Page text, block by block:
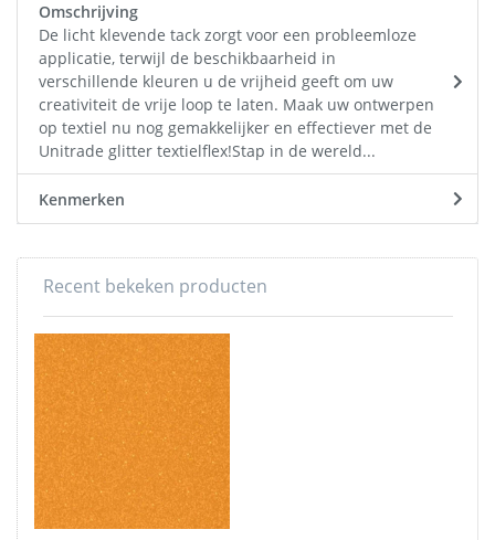
Omschrijving
De licht klevende tack zorgt voor een probleemloze
applicatie, terwijl de beschikbaarheid in
verschillende kleuren u de vrijheid geeft om uw
creativiteit de vrije loop te laten. Maak uw ontwerpen
op textiel nu nog gemakkelijker en effectiever met de
Unitrade glitter textielflex!Stap in de wereld...
Kenmerken
Recent bekeken producten